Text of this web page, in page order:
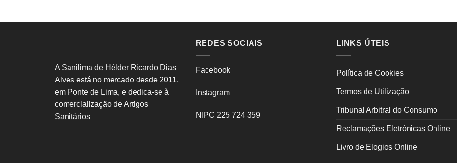
A Sanilima de Hélder Ricardo Dias
Alves está no mercado desde 2011,
em Ponte de Lima, e dedica-se à
comercialização de Artigos
Sanitários.
REDES SOCIAIS
Facebook
Instagram
NIPC 225 724 359
LINKS ÚTEIS
Política de Cookies
Termos de Utilização
Tribunal Arbitral do Consumo
Reclamações Eletrónicas Online
Livro de Elogios Online